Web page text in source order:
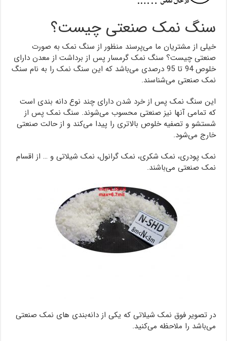
سنگ نمک صنعتی چیست؟
خیلی از مشتریان ما می‌پرسند منظور از سنگ نمک به صورت
صنعتی چیست؟ سنگ نمک گرمسار پس از برداشت از معدن دارای
خلوص 94 تا 95 درصدی می‌باشد که این سنگ نمک را به نام سنگ
نمک صنعتی می‌شناسند.
این سنگ نمک پس از خرد شدن دارای چند نوع دانه بندی است
که تمامی آنها نیز صنعتی محسوب می‌شوند. سنگ نمک پس از
شستشو و تصفیه خلوص بالاتری را پیدا می‌کند و از حالت صنعتی
خارج می‌شود.
نمک پودری، نمک شکری، نمک گرانول، نمک شیلاتی و … از اقسام
نمک صنعتی می‌باشند.
در تصویر فوق نمک شیلاتی که یکی از دانه‌بندی های نمک صنعتی
می‌باشد را ملاحظه می‌کنید.